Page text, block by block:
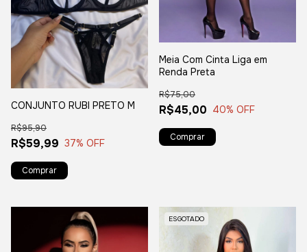
CONJUNTO RUBI PRETO M
R$59,99
R$95,90
37% OFF
Meia Com Cinta Liga em
Renda Preta
R$45,00
R$75,00
40% OFF
ESGOTADO